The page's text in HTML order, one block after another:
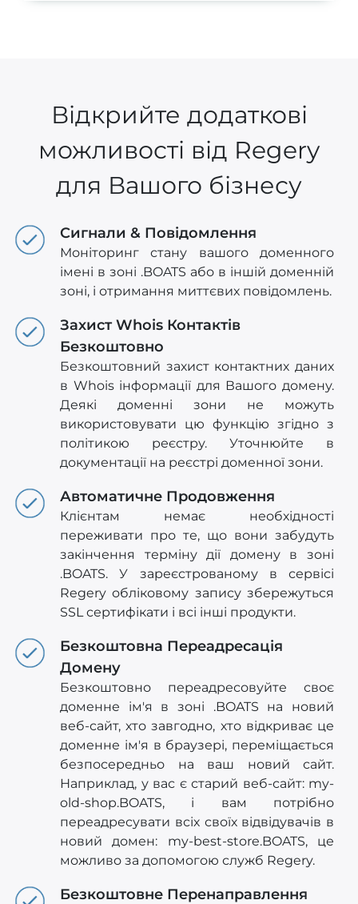
Відкрийте додаткові
можливості від Regery
для Вашого бізнесу
Сигнали & Повідомлення
Моніторинг стану вашого доменного
імені в зоні .BOATS або в іншій доменній
зоні, і отримання миттєвих повідомлень.
Захист Whois Контактів
Безкоштовно
Безкоштовний захист контактних даних
в Whois інформації для Вашого домену.
Деякі доменні зони не можуть
використовувати цю функцію згідно з
політикою реєстру. Уточнюйте в
документації на реєстрі доменної зони.
Автоматичне Продовження
Клієнтам немає необхідності
переживати про те, що вони забудуть
закінчення терміну дії домену в зоні
.BOATS. У зареєстрованому в сервісі
Regery обліковому запису збережуться
SSL сертифікати і всі інші продукти.
Безкоштовна Переадресація
Домену
Безкоштовно переадресовуйте своє
доменне ім'я в зоні .BOATS на новий
веб-сайт, хто завгодно, хто відкриває це
доменне ім'я в браузері, переміщається
безпосередньо на ваш новий сайт.
Наприклад, у вас є старий веб-сайт: my-
old-shop.BOATS, і вам потрібно
переадресувати всіх своїх відвідувачів в
новий домен: my-best-store.BOATS, це
можливо за допомогою служб Regery.
Безкоштовне Перенаправлення